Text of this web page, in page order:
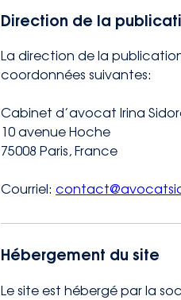
Direction de la
La direction de la
coordonnées suivantes:
Cabinet d’avocat Irina
10 avenue Hoche
75008 Paris, France
Courriel:
Hébergement du site
Le site est hébergé par la